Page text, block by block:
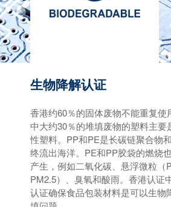
生物降解认证
香港约60％的固体废物不能重复使
中大约30％的堆填废物的塑料主要
性塑料。PP和PE是长碳链聚合物
终流出海洋。PE和PP胶袋的燃烧
产生，例如二氧化碳、悬浮微粒（
PM2.5）、臭氧和酸雨。香港认证
认证确保食品包装材料是可以生物